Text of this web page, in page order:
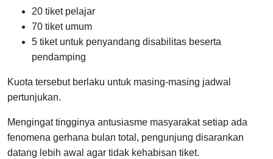
20 tiket pelajar
70 tiket umum
5 tiket untuk penyandang disabilitas beserta
pendamping
Kuota tersebut berlaku untuk masing-masing jadwal
pertunjukan.
Mengingat tingginya antusiasme masyarakat setiap ada
fenomena gerhana bulan total, pengunjung disarankan
datang lebih awal agar tidak kehabisan tiket.